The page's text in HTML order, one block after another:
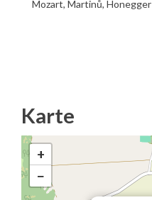
Mozart, Martinů, Honegger
Karte
+
−